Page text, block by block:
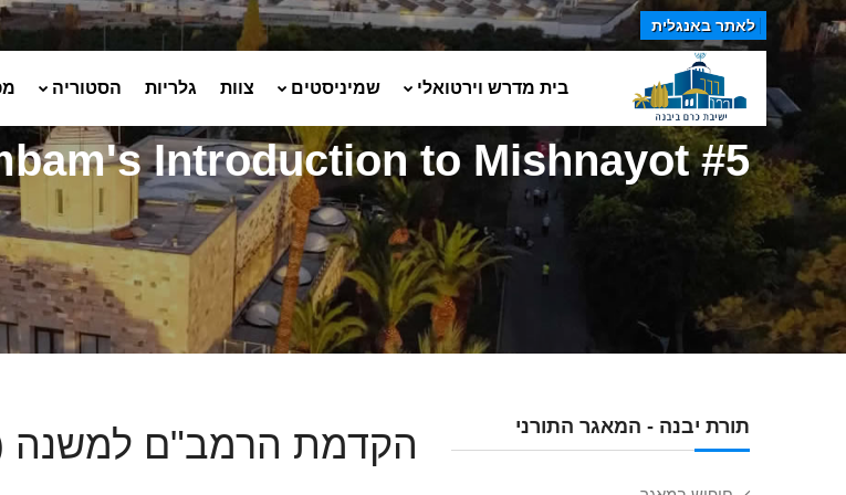
לאתר באנגלית
בית מדרש וירטואלי שמיניסטים צוות גלריות הסטוריה
Introduction to Mishnayot #5
תורת יבנה - המאגר התורני הקדמת הרמב"ם למשנה